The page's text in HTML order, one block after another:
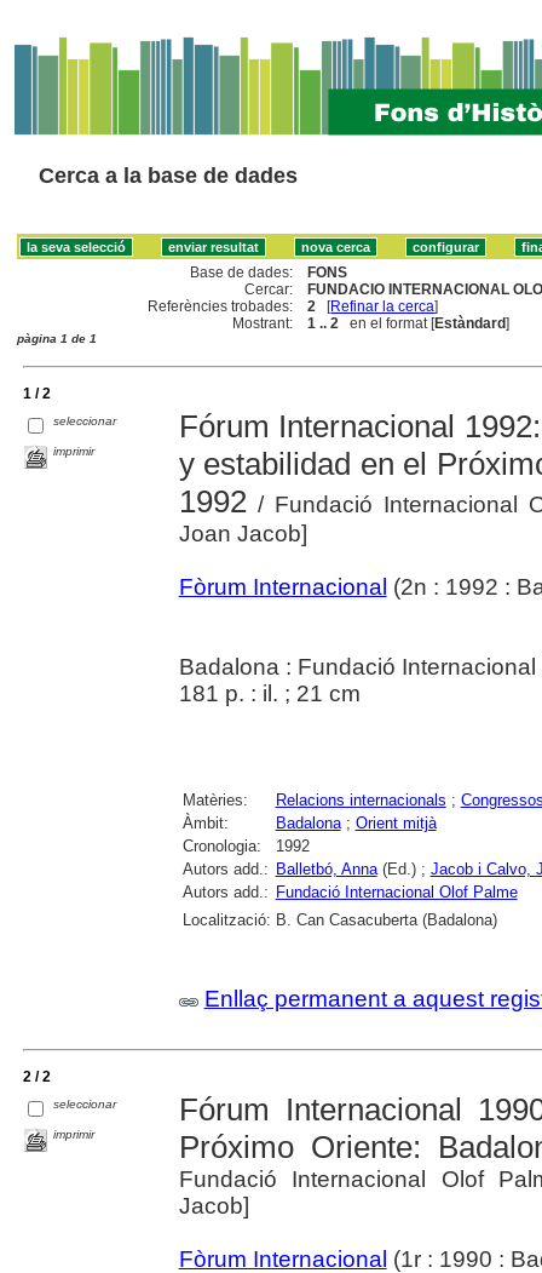
Cerca a la base de dades
Base de dades:
FONS
Cercar:
FUNDACIO INTERNACIONAL
Referències trobades:
2 [Refinar la cerca]
Mostrant:
1 .. 2 en el format [Estàndard]
pàgina 1 de 1
1 / 2
seleccionar
imprimir
Fórum Internacional
y estabilidad en el
1992/ Fundació Internacional
Joan Jacob]
Fòrum Internacional (2n : 1992 :
Badalona : Fundació
181 p. : il. ; 21 cm
Matèries: Relacions internacionals ;
Àmbit:
Badalona; Orient mitjà
Cronologia:
1992
Autors add.: Balletbó, Anna(Ed.) ; Jacob i Calvo,
Autors add.: Fundació Internacional Olof Palme
Localització: B. Can Casacuberta (Badalona)
Enllaç permanent a aquest
2 / 2
seleccionar
imprimir
Fórum Internacional
Próximo Oriente:
Fundació Internacional Olof
Jacob]
Fòrum Internacional (1r : 1990 :